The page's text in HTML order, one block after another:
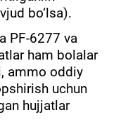
bo‘lsa).
PF-6277 va
ham bolalar
ammo oddiy
uchun
hujjatlar